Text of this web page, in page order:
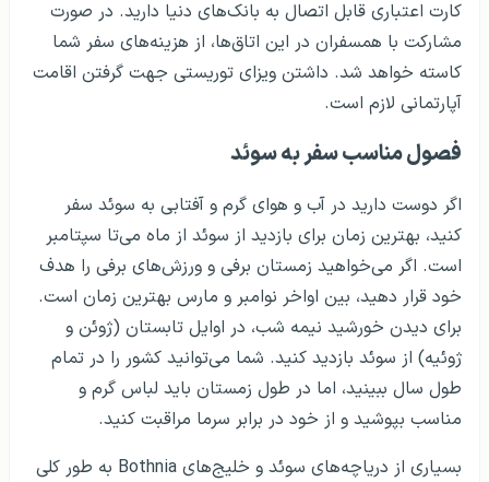
کارت اعتباری قابل اتصال به بانک‌های دنیا دارید. در صورت
مشارکت با همسفران در این اتاق‌ها، از هزینه‌های سفر شما
کاسته خواهد شد. داشتن ویزای توریستی جهت گرفتن اقامت
آپارتمانی لازم است.
فصول مناسب سفر به سوئد
اگر دوست دارید در آب و هوای گرم و آفتابی به سوئد سفر
کنید، بهترین زمان برای بازدید از سوئد از ماه می‌تا سپتامبر
است. اگر می‌خواهید زمستان برفی و ورزش‌های برفی را هدف
خود قرار دهید، بین اواخر نوامبر و مارس بهترین زمان است.
برای دیدن خورشید نیمه شب، در اوایل تابستان (ژوئن و
ژوئیه) از سوئد بازدید کنید. شما می‌توانید کشور را در تمام
طول سال ببینید، اما در طول زمستان باید لباس گرم و
مناسب بپوشید و از خود در برابر سرما مراقبت کنید.
بسیاری از دریاچه‌های سوئد و خلیج‌های Bothnia به طور کلی